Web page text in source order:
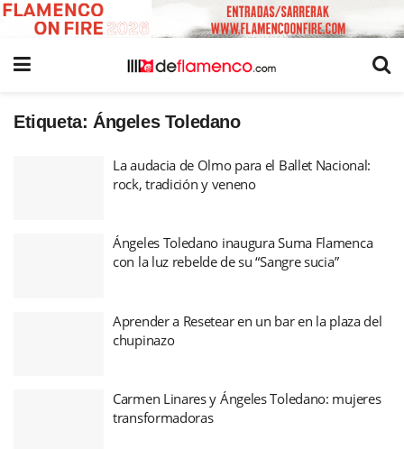
Etiqueta: Ángeles Toledano
La audacia de Olmo para el Ballet Nacional:
rock, tradición y veneno
Ángeles Toledano inaugura Suma Flamenca
con la luz rebelde de su “Sangre sucia”
Aprender a Resetear en un bar en la plaza del
chupinazo
Carmen Linares y Ángeles Toledano: mujeres
transformadoras